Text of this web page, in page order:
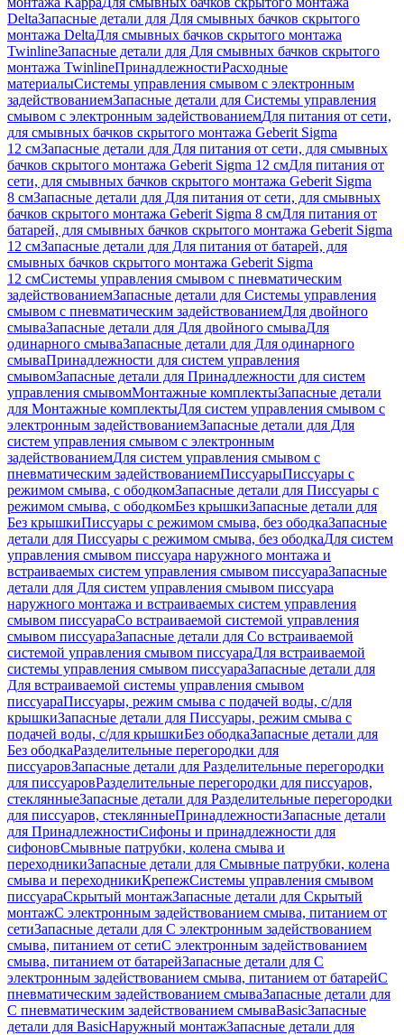
DeltaЗапасные детали для Для смывных бачков скрытого
монтажа DeltaДля смывных бачков скрытого монтажа
TwinlineЗапасные детали для Для смывных бачков скрытого
монтажа TwinlineПринадлежностиРасходные
материалыСистемы управления смывом с электронным
задействованиемЗапасные детали для Системы управления
смывом с электронным задействованиемДля питания от сети,
для смывных бачков скрытого монтажа Geberit Sigma
12 смЗапасные детали для Для питания от сети, для смывных
бачков скрытого монтажа Geberit Sigma 12 смДля питания от
сети, для смывных бачков скрытого монтажа Geberit Sigma
8 смЗапасные детали для Для питания от сети, для смывных
бачков скрытого монтажа Geberit Sigma 8 смДля питания от
батарей, для смывных бачков скрытого монтажа Geberit Sigma
12 смЗапасные детали для Для питания от батарей, для
смывных бачков скрытого монтажа Geberit Sigma
12 смСистемы управления смывом с пневматическим
задействованиемЗапасные детали для Системы управления
смывом с пневматическим задействованиемДля двойного
смываЗапасные детали для Для двойного смываДля
одинарного смываЗапасные детали для Для одинарного
смываПринадлежности для систем управления
смывомЗапасные детали для Принадлежности для систем
управления смывомМонтажные комплектыЗапасные детали
для Монтажные комплектыДля систем управления смывом с
электронным задействованиемЗапасные детали для Для
систем управления смывом с электронным
задействованиемДля систем управления смывом с
пневматическим задействованиемПиссуарыПиссуары с
режимом смыва, с ободкомЗапасные детали для Писсуары с
режимом смыва, с ободкомБез крышкиЗапасные детали для
Без крышкиПиссуары с режимом смыва, без ободкаЗапасные
детали для Писсуары с режимом смыва, без ободкаДля систем
управления смывом писсуара наружного монтажа и
встраиваемых систем управления смывом писсуараЗапасные
детали для Для систем управления смывом писсуара
наружного монтажа и встраиваемых систем управления
смывом писсуараСо встраиваемой системой управления
смывом писсуараЗапасные детали для Со встраиваемой
системой управления смывом писсуараДля встраиваемой
системы управления смывом писсуараЗапасные детали для
Для встраиваемой системы управления смывом
писсуараПиссуары, режим смыва с подачей воды, с/для
крышкиЗапасные детали для Писсуары, режим смыва с
подачей воды, с/для крышкиБез ободкаЗапасные детали для
Без ободкаРазделительные перегородки для
писсуаровЗапасные детали для Разделительные перегородки
для писсуаровРазделительные перегородки для писсуаров,
стеклянныеЗапасные детали для Разделительные перегородки
для писсуаров, стеклянныеПринадлежностиЗапасные детали
для ПринадлежностиСифоны и принадлежности для
сифоновСмывные патрубки, колена смыва и
переходникиЗапасные детали для Смывные патрубки, колена
смыва и переходникиКрепежСистемы управления смывом
писсуараСкрытый монтажЗапасные детали для Скрытый
монтажС электронным задействованием смыва, питанием от
сетиЗапасные детали для С электронным задействованием
смыва, питанием от сетиС электронным задействованием
смыва, питанием от батарейЗапасные детали для С
электронным задействованием смыва, питанием от батарейС
пневматическим задействованием смываЗапасные детали для
С пневматическим задействованием смываBasicЗапасные
детали для BasicНаружный монтажЗапасные детали для